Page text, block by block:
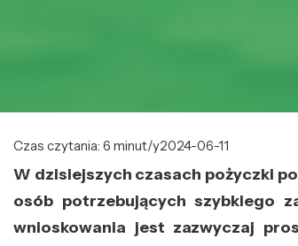
Czas czytania: 6 minut/y2024-06-11
W dzisiejszych czasach pożyczki
osób potrzebujących szybkiego
wnioskowania jest zazwyczaj